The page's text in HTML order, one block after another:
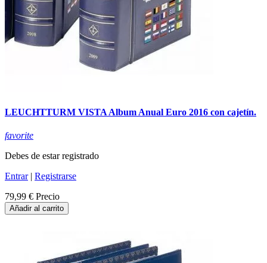
LEUCHTTURM VISTA Album Anual Euro 2016 con cajetín.
favorite
Debes de estar registrado
Entrar| Registrarse
79,99 € Precio
Añadir al carrito